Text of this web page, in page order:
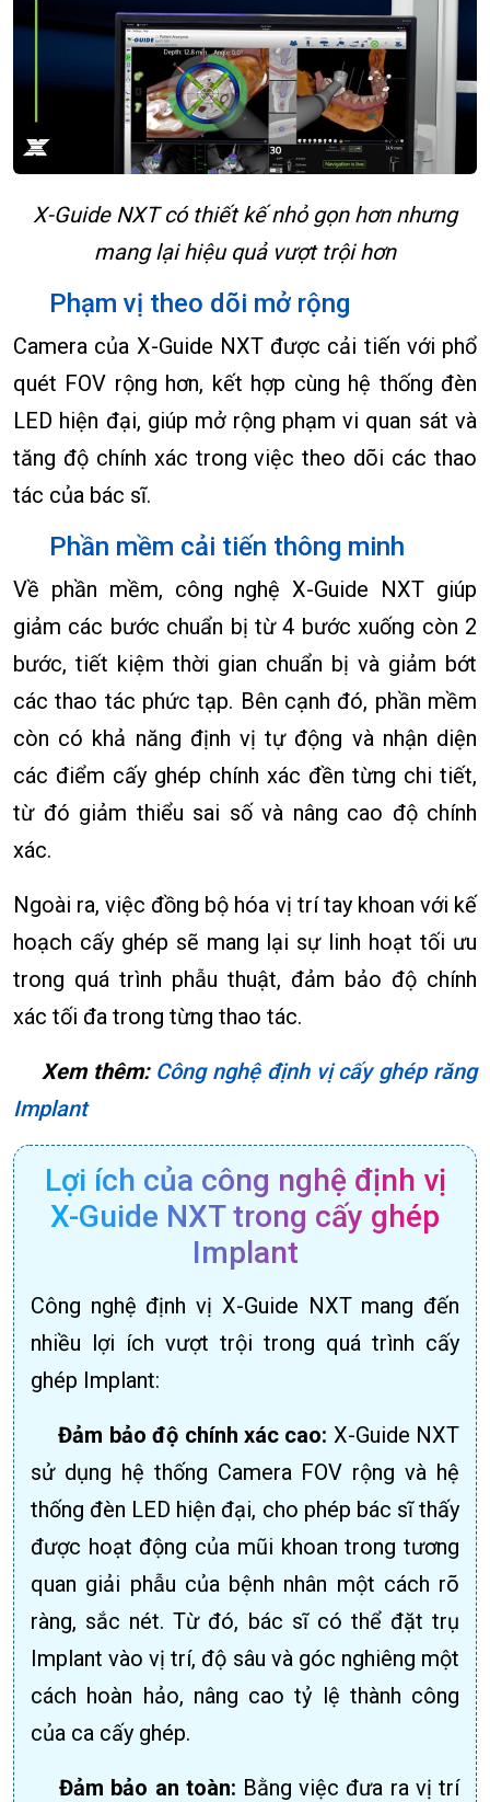
X-Guide NXT có thiết kế nhỏ gọn hơn nhưng
mang lại hiệu quả vượt trội hơn
Phạm vị theo dõi mở rộng
Camera của X-Guide NXT được cải tiến với phổ
quét FOV rộng hơn, kết hợp cùng hệ thống đèn
LED hiện đại, giúp mở rộng phạm vi quan sát và
tăng độ chính xác trong việc theo dõi các thao
tác của bác sĩ.
Phần mềm cải tiến thông minh
Về phần mềm, công nghệ X-Guide NXT giúp
giảm các bước chuẩn bị từ 4 bước xuống còn 2
bước, tiết kiệm thời gian chuẩn bị và giảm bớt
các thao tác phức tạp. Bên cạnh đó, phần mềm
còn có khả năng định vị tự động và nhận diện
các điểm cấy ghép chính xác đền từng chi tiết,
từ đó giảm thiểu sai số và nâng cao độ chính
xác.
Ngoài ra, việc đồng bộ hóa vị trí tay khoan với kế
hoạch cấy ghép sẽ mang lại sự linh hoạt tối ưu
trong quá trình phẫu thuật, đảm bảo độ chính
xác tối đa trong từng thao tác.
Xem thêm: Công nghệ định vị cấy ghép răng
Implant
Lợi ích của công nghệ định vị
X-Guide NXT trong cấy ghép
Implant
Công nghệ định vị X-Guide NXT mang đến
nhiều lợi ích vượt trội trong quá trình cấy
ghép Implant:
Đảm bảo độ chính xác cao: X-Guide NXT
sử dụng hệ thống Camera FOV rộng và hệ
thống đèn LED hiện đại, cho phép bác sĩ thấy
được hoạt động của mũi khoan trong tương
quan giải phẫu của bệnh nhân một cách rõ
ràng, sắc nét. Từ đó, bác sĩ có thể đặt trụ
Implant vào vị trí, độ sâu và góc nghiêng một
cách hoàn hảo, nâng cao tỷ lệ thành công
của ca cấy ghép.
Đảm bảo an toàn: Bằng việc đưa ra vị trí